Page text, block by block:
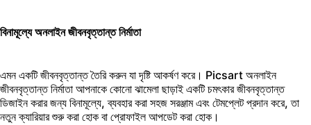
বিনামূল্যে অনলাইন জীবনবৃত্তান্ত নির্মাতা
এমন একটি জীবনবৃত্তান্ত তৈরি করুন যা দৃষ্টি আকর্ষণ করে। Picsart অনলাইন
জীবনবৃত্তান্ত নির্মাতা আপনাকে কোনো ঝামেলা ছাড়াই একটি চমৎকার জীবনবৃত্তান্ত
ডিজাইন করার জন্য বিনামূল্যে, ব্যবহার করা সহজ সরঞ্জাম এবং টেমপ্লেট প্রদান করে, তা
নতুন ক্যারিয়ার শুরু করা হোক বা প্রোফাইল আপডেট করা হোক।